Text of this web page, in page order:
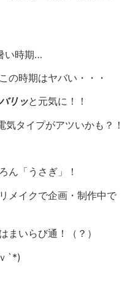
い時期…
の時期はヤバい・・・
リッと元気に！！
気タイプがアツいかも？！
ん「うさぎ」！
メイクで企画・制作中で
まいらび通！（？）
`*)